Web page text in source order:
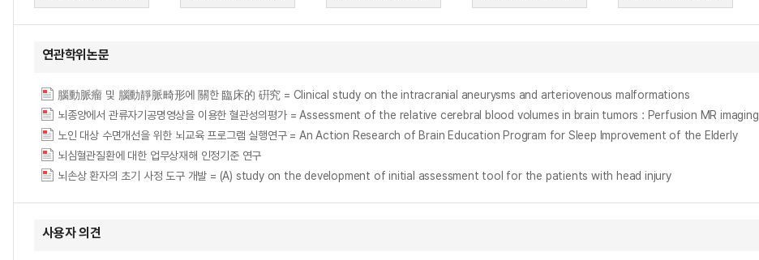
연관학위논문
腦動脈瘤 및 腦動靜脈畸形에 關한 臨床的 硏究 = Clinical study on the intracranial aneurysms and arteriovenous malformations
뇌종양에서 관류자기공명영상을 이용한 혈관성의평가 = Assessment of the relative cerebral blood volumes in brain tumors : Perfusion MR imaging
노인 대상 수면개선을 위한 뇌교육 프로그램 실행연구 = An Action Research of Brain Education Program for Sleep Improvement of the Elderly
뇌심혈관질환에 대한 업무상재해 인정기준 연구
뇌손상 환자의 초기 사정 도구 개발 = (A) study on the development of initial assessment tool for the patients with head injury
사용자 의견